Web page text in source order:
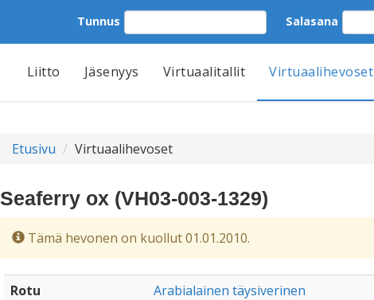
Tunnus Salasana
Liitto Jäsenyys Virtuaalitallit Virtuaalihevoset
Etusivu Virtuaalihevoset
Seaferry ox (VH03-003-1329)
Tämä hevonen on kuollut 01.01.2010.
Rotu
Arabialainen täysiverinen